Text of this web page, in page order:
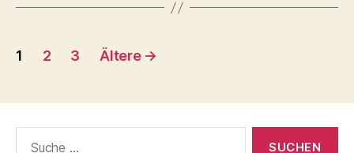
Seitennummerierung
Beiträge
1 2 3 Ältere →